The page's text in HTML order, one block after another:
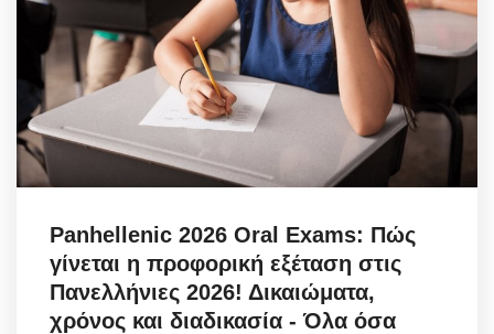
Panhellenic 2026 Oral Exams: Πώς
γίνεται η προφορική εξέταση στις
Πανελλήνιες 2026! Δικαιώματα,
χρόνος και διαδικασία - Όλα όσα